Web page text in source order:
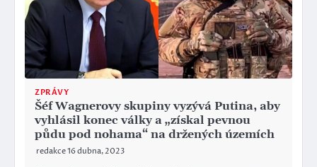
ZPRÁVY
Šéf Wagnerovy skupiny vyzývá Putina, aby
vyhlásil konec války a „získal pevnou
půdu pod nohama“ na držených územích
redakce16 dubna, 2023